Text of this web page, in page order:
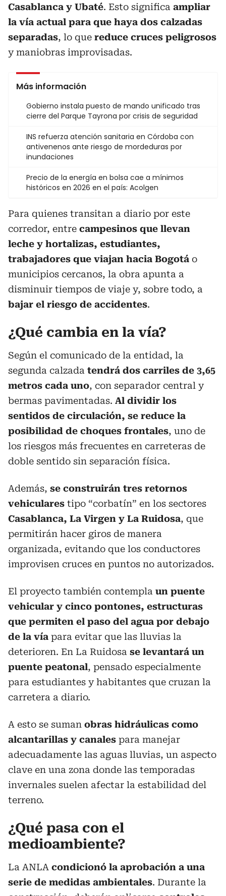
Casablanca y Ubaté. Esto significa ampliar
la vía actual para que haya dos calzadas
separadas, lo que reduce cruces peligrosos
y maniobras improvisadas.
Más información
Gobierno instala puesto de mando unificado tras
cierre del Parque Tayrona por crisis de seguridad
INS refuerza atención sanitaria en Córdoba con
antivenenos ante riesgo de mordeduras por
inundaciones
Precio de la energía en bolsa cae a mínimos
históricos en 2026 en el país: Acolgen
Para quienes transitan a diario por este
corredor, entre campesinos que llevan
leche y hortalizas, estudiantes,
trabajadores que viajan hacia Bogotá o
municipios cercanos, la obra apunta a
disminuir tiempos de viaje y, sobre todo, a
bajar el riesgo de accidentes.
¿Qué cambia en la vía?
Según el comunicado de la entidad, la
segunda calzada tendrá dos carriles de 3,65
metros cada uno, con separador central y
bermas pavimentadas. Al dividir los
sentidos de circulación, se reduce la
posibilidad de choques frontales, uno de
los riesgos más frecuentes en carreteras de
doble sentido sin separación física.
Además, se construirán tres retornos
vehiculares tipo “corbatín” en los sectores
Casablanca, La Virgen y La Ruidosa, que
permitirán hacer giros de manera
organizada, evitando que los conductores
improvisen cruces en puntos no autorizados.
El proyecto también contempla un puente
vehicular y cinco pontones, estructuras
que permiten el paso del agua por debajo
de la vía para evitar que las lluvias la
deterioren. En La Ruidosa se levantará un
puente peatonal, pensado especialmente
para estudiantes y habitantes que cruzan la
carretera a diario.
A esto se suman obras hidráulicas como
alcantarillas y canales para manejar
adecuadamente las aguas lluvias, un aspecto
clave en una zona donde las temporadas
invernales suelen afectar la estabilidad del
terreno.
¿Qué pasa con el
medioambiente?
La ANLA condicionó la aprobación a una
serie de medidas ambientales. Durante la